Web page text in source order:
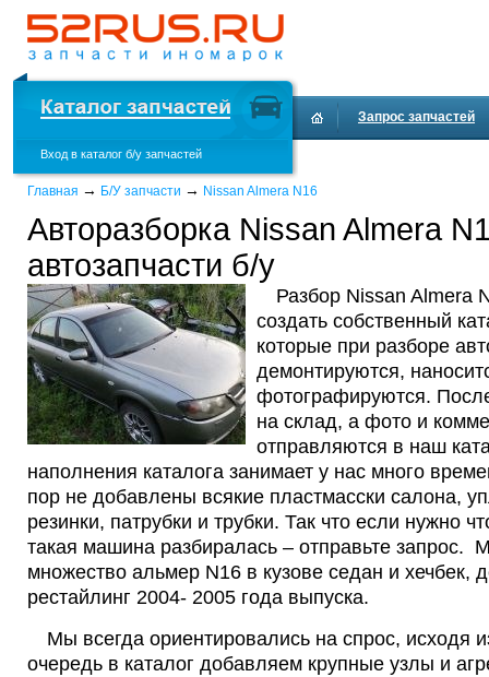
Вход в каталог б/у запчастей
Запрос запчастей
Главная → Б/У запчасти → Nissan Almera N16
Авторазборка Nissan Almera
автозапчасти б/у
Разбор Nissan Almera
создать собственный
которые при разборе
демонтируются,
фотографируются.
на склад, а фото и
отправляются в наш
наполнения каталога занимает у нас много
пор не добавлены всякие пластмасски салона,
резинки, патрубки и трубки. Так что если нужно
такая машина разбиралась – отправьте запрос.
множество альмер N16 в кузове седан и хечбек,
рестайлинг 2004- 2005 года выпуска.
Мы всегда ориентировались на спрос, исходя
очередь в каталог добавляем крупные узлы и